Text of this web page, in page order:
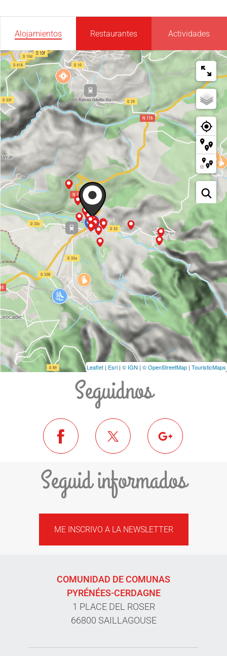
Alojamientos Restaurantes Actividades
Leaflet | Esri | © IGN | © OpenStreetMap | TouristicMaps
Seguidnos
Seguid informados
ME INSCRIVO A LA NEWSLETTER
COMUNIDAD DE COMUNAS
PYRÉNÉES-CERDAGNE
1 PLACE DEL ROSER
66800 SAILLAGOUSE